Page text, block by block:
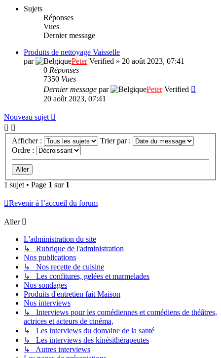
Sujets
Réponses
Vues
Dernier message
Produits de nettoyage Vaisselle
par
Peter Verified » 20 août 2023, 07:41
0 Réponses
7350 Vues
Dernier message par Peter Verified
20 août 2023, 07:41
Nouveau sujet
Afficher :
Trier par :
Ordre :
1 sujet • Page 1 sur 1
Revenir à l’accueil du forum
Aller
L'administration du site
↳ Rubrique de l'administration
Nos publications
↳ Nos recette de cuisine
↳ Les confitures, gelées et marmelades
Nos sondages
Produits d'entretien fait Maison
Nos interviews
↳ Interviews pour les comédiennes et comédiens de théâtres,
actrices et acteurs de cinéma,
↳ Les interviews du domaine de la santé
↳ Les interviews des kinésithérapeutes
↳ Autres interviews